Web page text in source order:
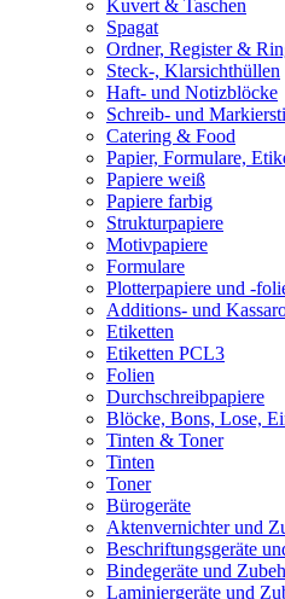
Kuvert & Taschen
Spagat
Ordner, Register &
Steck-, Klarsichthüllen
Haft- und Notizblöcke
Schreib- und
Catering & Food
Papier, Formulare,
Papiere weiß
Papiere farbig
Strukturpapiere
Motivpapiere
Formulare
Plotterpapiere und -
Additions- und
Etiketten
Etiketten PCL3
Folien
Durchschreibpapiere
Blöcke, Bons, Lose,
Tinten & Toner
Tinten
Toner
Bürogeräte
Aktenvernichter und
Beschriftungsgeräte
Bindegeräte und
Laminiergeräte und